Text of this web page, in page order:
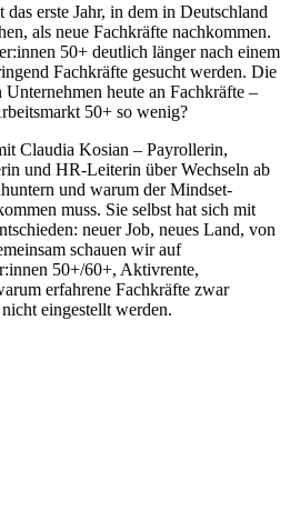
erste Jahr, in dem in Deutschland
als neue Fachkräfte nachkommen.
50+ deutlich länger nach einem
Fachkräfte gesucht werden. Die
heute an Fachkräfte –
50+ so wenig?
Claudia Kosian – Payrollerin,
und HR-Leiterin über Wechseln ab
und warum der Mindset-
muss. Sie selbst hat sich mit
neuer Job, neues Land, von
schauen wir auf
50+/60+, Aktivrente,
erfahrene Fachkräfte zwar
eingestellt werden.